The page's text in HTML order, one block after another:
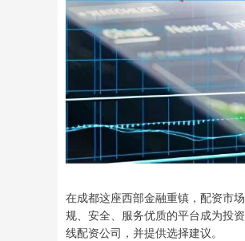
在成都这座西部金融重镇，配资市
规、安全、服务优质的平台成为投
线配资公司，并提供选择建议。